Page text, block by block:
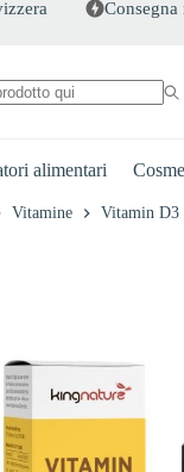
Consegna
alimentari
Vitamine Vitamin D3